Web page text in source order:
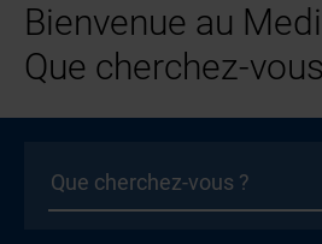
Bienvenue au
Que cherchez-